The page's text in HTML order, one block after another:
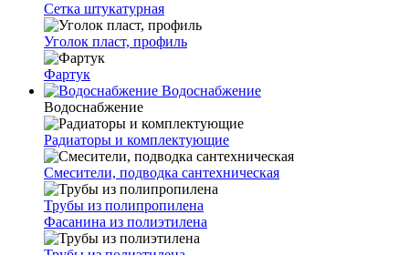
Сетка штукатурная
Уголок пласт, профиль
Фартук
Водоснабжение
Водоснабжение
Радиаторы и комплектующие
Смесители, подводка сантехническая
Трубы из полипропилена
Фасанина из полиэтилена